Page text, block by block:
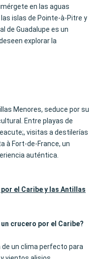
en las aguas
islas de Pointe-à-Pitre y
de Guadalupe es un
explorar la
Menores, seduce por su
Entre playas de
visitas a destilerías
à Fort-de-France, un
auténtica.
el Caribe y las Antillas
crucero por el Caribe?
de un clima perfecto para